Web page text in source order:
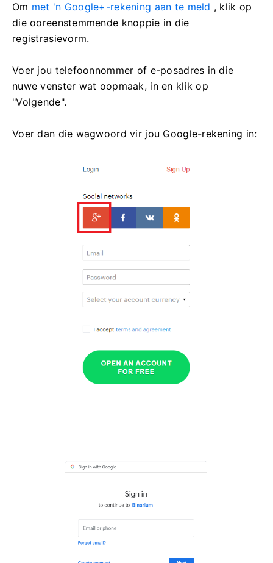
Om met 'n Google+-rekening aan te meld , klik op
die ooreenstemmende knoppie in die
registrasievorm.
Voer jou telefoonnommer of e-posadres in die
nuwe venster wat oopmaak, in en klik op
"Volgende".
Voer dan die wagwoord vir jou Google-rekening in: